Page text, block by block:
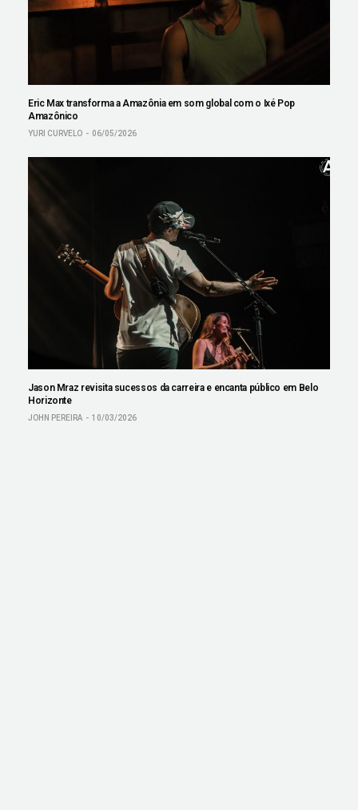
Eric Max transforma a Amazônia em som global com o Ixé Pop
Amazônico
YURI CURVELO 06/05/2026
Jason Mraz revisita sucessos da carreira e encanta público em Belo
Horizonte
JOHN PEREIRA 10/03/2026